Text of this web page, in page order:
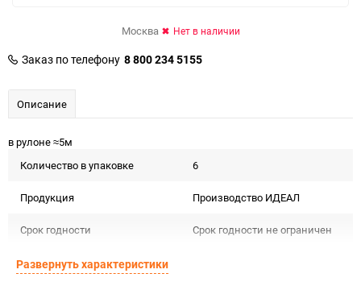
Москва Нет в наличии
Заказ по телефону 8 800 234 5155
Описание
в рулоне ≈5м
Количество в упаковке
6
Продукция Производство ИДЕАЛ
Срок годности Срок годности не ограничен
Предназначение товара
Развернуть характеристики